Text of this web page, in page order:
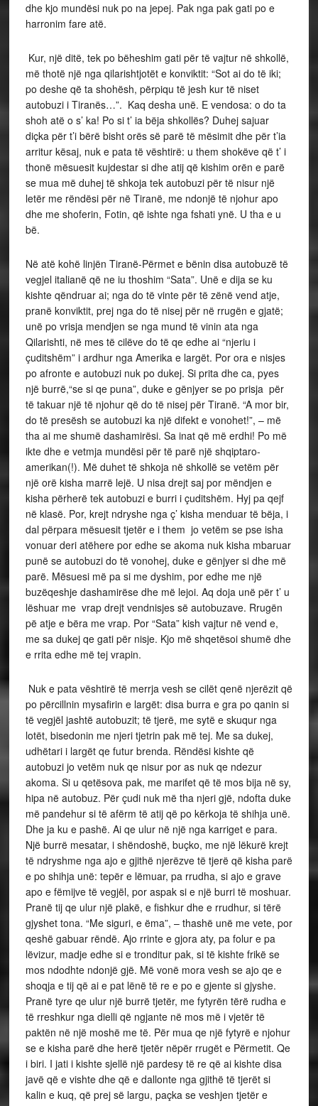
dhe kjo mundësi nuk po na jepej. Pak nga pak gati po e
harronim fare atë.
Kur, një ditë, tek po bëheshim gati për të vajtur në shkollë,
më thotë një nga qilarishtjotët e konviktit: “Sot ai do të iki;
po deshe që ta shohësh, përpiqu të jesh kur të niset
autobuzi i Tiranës…”. Kaq desha unë. E vendosa: o do ta
shoh atë o s’ ka! Po si t’ ia bëja shkollës? Duhej sajuar
diçka për t’i bërë bisht orës së parë të mësimit dhe për t’ia
arritur kësaj, nuk e pata të vështirë: u them shokëve që t’ i
thonë mësuesit kujdestar si dhe atij që kishim orën e parë
se mua më duhej të shkoja tek autobuzi për të nisur një
letër me rëndësi për në Tiranë, me ndonjë të njohur apo
dhe me shoferin, Fotin, që ishte nga fshati ynë. U tha e u
bë.
Në atë kohë linjën Tiranë-Përmet e bënin disa autobuzë të
vegjel italianë që ne iu thoshim “Sata”. Unë e dija se ku
kishte qëndruar ai; nga do të vinte për të zënë vend atje,
pranë konviktit, prej nga do të nisej për në rrugën e gjatë;
unë po vrisja mendjen se nga mund të vinin ata nga
Qilarishti, në mes të cilëve do të qe edhe ai “njeriu i
çuditshëm” i ardhur nga Amerika e largët. Por ora e nisjes
po afronte e autobuzi nuk po dukej. Si prita dhe ca, pyes
një burrë,“se si qe puna”, duke e gënjyer se po prisja për
të takuar një të njohur që do të nisej për Tiranë. “A mor bir,
do të presësh se autobuzi ka një difekt e vonohet!”, – më
tha ai me shumë dashamirësi. Sa inat që më erdhi! Po më
ikte dhe e vetmja mundësi për të parë një shqiptaro-
amerikan(!). Më duhet të shkoja në shkollë se vetëm për
një orë kisha marrë lejë. U nisa drejt saj por mëndjen e
kisha përherë tek autobuzi e burri i çuditshëm. Hyj pa qejf
në klasë. Por, krejt ndryshe nga ç’ kisha menduar të bëja, i
dal përpara mësuesit tjetër e i them jo vetëm se pse isha
vonuar deri atëhere por edhe se akoma nuk kisha mbaruar
punë se autobuzi do të vonohej, duke e gënjyer si dhe më
parë. Mësuesi më pa si me dyshim, por edhe me një
buzëqeshje dashamirëse dhe më lejoi. Aq doja unë për t’ u
lëshuar me vrap drejt vendnisjes së autobuzave. Rrugën
pë atje e bëra me vrap. Por “Sata” kish vajtur në vend e,
me sa dukej qe gati për nisje. Kjo më shqetësoi shumë dhe
e rrita edhe më tej vrapin.
Nuk e pata vështirë të merrja vesh se cilët qenë njerëzit që
po përcillnin mysafirin e largët: disa burra e gra po qanin si
të vegjël jashtë autobuzit; të tjerë, me sytë e skuqur nga
lotët, bisedonin me njeri tjetrin pak më tej. Me sa dukej,
udhëtari i largët qe futur brenda. Rëndësi kishte që
autobuzi jo vetëm nuk qe nisur por as nuk qe ndezur
akoma. Si u qetësova pak, me marifet që të mos bija në sy,
hipa në autobuz. Për çudi nuk më tha njeri gjë, ndofta duke
më pandehur si të afërm të atij që po kërkoja të shihja unë.
Dhe ja ku e pashë. Ai qe ulur në një nga karriget e para.
Një burrë mesatar, i shëndoshë, buçko, me një lëkurë krejt
të ndryshme nga ajo e gjithë njerëzve të tjerë që kisha parë
e po shihja unë: tepër e lëmuar, pa rrudha, si ajo e grave
apo e fëmijve të vegjël, por aspak si e një burri të moshuar.
Pranë tij qe ulur një plakë, e fishkur dhe e rrudhur, si tërë
gjyshet tona. “Me siguri, e ëma”, – thashë unë me vete, por
qeshë gabuar rëndë. Ajo rrinte e gjora aty, pa folur e pa
lëvizur, madje edhe si e tronditur pak, si të kishte frikë se
mos ndodhte ndonjë gjë. Më vonë mora vesh se ajo qe e
shoqja e tij që ai e pat lënë të re e po e gjente si gjyshe.
Pranë tyre qe ulur një burrë tjetër, me fytyrën tërë rudha e
të rreshkur nga dielli që ngjante në mos më i vjetër të
paktën në një moshë me të. Për mua qe një fytyrë e njohur
se e kisha parë dhe herë tjetër nëpër rrugët e Përmetit. Qe
i biri. I jati i kishte sjellë një pardesy të re që ai kishte disa
javë që e vishte dhe që e dallonte nga gjithë të tjerët si
kalin e kuq, që prej së largu, paçka se veshjen tjetër e